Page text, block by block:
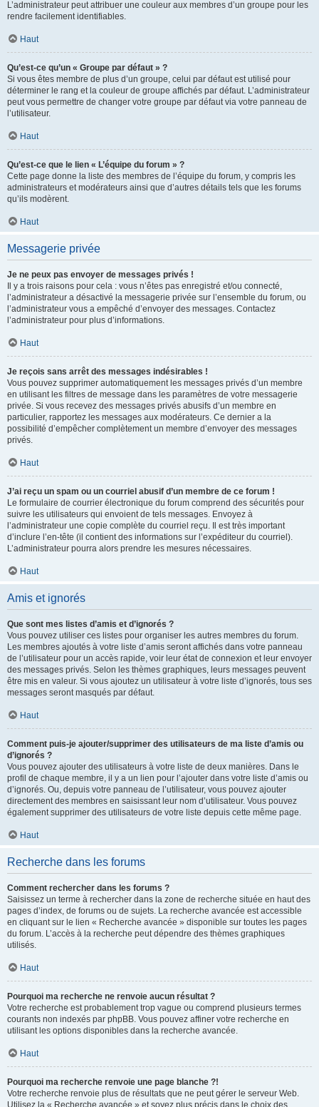
L’administrateur peut attribuer une couleur aux membres d’un groupe pour les
rendre facilement identifiables.
Haut
Qu’est-ce qu’un « Groupe par défaut » ?
Si vous êtes membre de plus d’un groupe, celui par défaut est utilisé pour
déterminer le rang et la couleur de groupe affichés par défaut. L’administrateur
peut vous permettre de changer votre groupe par défaut via votre panneau de
l’utilisateur.
Haut
Qu’est-ce que le lien « L’équipe du forum » ?
Cette page donne la liste des membres de l’équipe du forum, y compris les
administrateurs et modérateurs ainsi que d’autres détails tels que les forums
qu’ils modèrent.
Haut
Messagerie privée
Je ne peux pas envoyer de messages privés !
Il y a trois raisons pour cela : vous n’êtes pas enregistré et/ou connecté,
l’administrateur a désactivé la messagerie privée sur l’ensemble du forum, ou
l’administrateur vous a empêché d’envoyer des messages. Contactez
l’administrateur pour plus d’informations.
Haut
Je reçois sans arrêt des messages indésirables !
Vous pouvez supprimer automatiquement les messages privés d’un membre
en utilisant les filtres de message dans les paramètres de votre messagerie
privée. Si vous recevez des messages privés abusifs d’un membre en
particulier, rapportez les messages aux modérateurs. Ce dernier a la
possibilité d’empêcher complètement un membre d’envoyer des messages
privés.
Haut
J’ai reçu un spam ou un courriel abusif d’un membre de ce forum !
Le formulaire de courrier électronique du forum comprend des sécurités pour
suivre les utilisateurs qui envoient de tels messages. Envoyez à
l’administrateur une copie complète du courriel reçu. Il est très important
d’inclure l’en-tête (il contient des informations sur l’expéditeur du courriel).
L’administrateur pourra alors prendre les mesures nécessaires.
Haut
Amis et ignorés
Que sont mes listes d’amis et d’ignorés ?
Vous pouvez utiliser ces listes pour organiser les autres membres du forum.
Les membres ajoutés à votre liste d’amis seront affichés dans votre panneau
de l’utilisateur pour un accès rapide, voir leur état de connexion et leur envoyer
des messages privés. Selon les thèmes graphiques, leurs messages peuvent
être mis en valeur. Si vous ajoutez un utilisateur à votre liste d’ignorés, tous ses
messages seront masqués par défaut.
Haut
Comment puis-je ajouter/supprimer des utilisateurs de ma liste d’amis ou
d’ignorés ?
Vous pouvez ajouter des utilisateurs à votre liste de deux manières. Dans le
profil de chaque membre, il y a un lien pour l’ajouter dans votre liste d’amis ou
d’ignorés. Ou, depuis votre panneau de l’utilisateur, vous pouvez ajouter
directement des membres en saisissant leur nom d’utilisateur. Vous pouvez
également supprimer des utilisateurs de votre liste depuis cette même page.
Haut
Recherche dans les forums
Comment rechercher dans les forums ?
Saisissez un terme à rechercher dans la zone de recherche située en haut des
pages d’index, de forums ou de sujets. La recherche avancée est accessible
en cliquant sur le lien « Recherche avancée » disponible sur toutes les pages
du forum. L’accès à la recherche peut dépendre des thèmes graphiques
utilisés.
Haut
Pourquoi ma recherche ne renvoie aucun résultat ?
Votre recherche est probablement trop vague ou comprend plusieurs termes
courants non indexés par phpBB. Vous pouvez affiner votre recherche en
utilisant les options disponibles dans la recherche avancée.
Haut
Pourquoi ma recherche renvoie une page blanche ?!
Votre recherche renvoie plus de résultats que ne peut gérer le serveur Web.
Utilisez la « Recherche avancée » et soyez plus précis dans le choix des